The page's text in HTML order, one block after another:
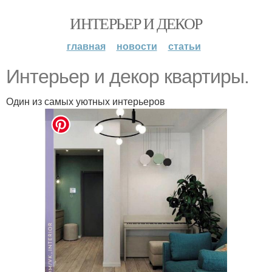
ИНТЕРЬЕР И ДЕКОР
главная новости статьи
Интерьер и декор квартиры.
Один из самых уютных интерьеров